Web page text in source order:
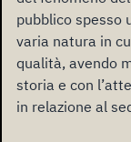
pubblico spesso
varia natura in
qualità, avendo
storia e con
in relazione al